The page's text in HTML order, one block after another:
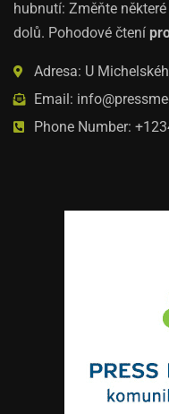
hubnutí: Změňte
dolů. Pohodové čtení
Adresa: U
Email:
Phone Number: